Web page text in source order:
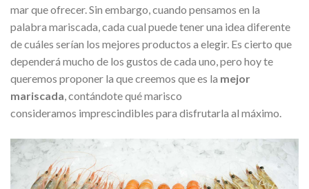
mar que ofrecer. Sin embargo, cuando pensamos en la
palabra mariscada, cada cual puede tener una idea diferente
de cuáles serían los mejores productos a elegir. Es cierto que
dependerá mucho de los gustos de cada uno, pero hoy te
queremos proponer la que creemos que es la mejor
mariscada , contándote qué marisco
consideramos imprescindibles para disfrutarla al máximo.